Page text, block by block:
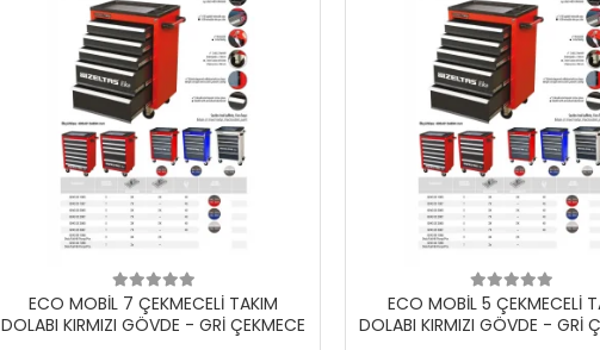
ECO MOBİL 7 ÇEKMECELİ TAKIM
DOLABI KIRMIZI GÖVDE - GRİ ÇEKMECE
ECO MOBİL 5 ÇEKMECELİ
DOLABI KIRMIZI GÖVDE - GRİ